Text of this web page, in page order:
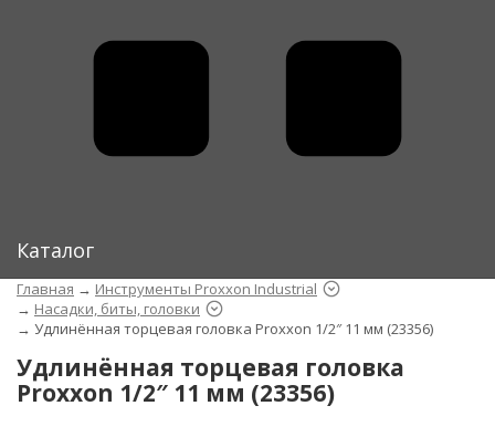
Каталог
Главная → Инструменты Proxxon Industrial
→ Насадки, биты, головки
→ Удлинённая торцевая головка Proxxon 1/2″ 11 мм (23356)
Удлинённая торцевая головка
Proxxon 1/2″ 11 мм (23356)